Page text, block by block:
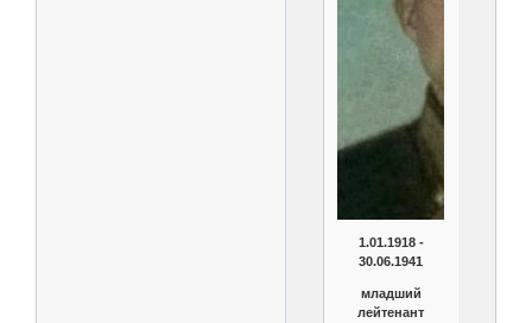
1.01.1918 -
30.06.1941
младший
лейтенант